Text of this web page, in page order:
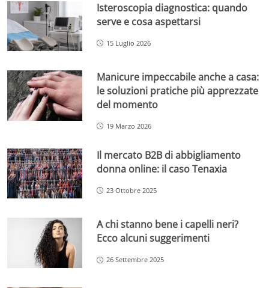
Isteroscopia diagnostica: quando
serve e cosa aspettarsi
15 Luglio 2026
Manicure impeccabile anche a casa:
le soluzioni pratiche più apprezzate
del momento
19 Marzo 2026
Il mercato B2B di abbigliamento
donna online: il caso Tenaxia
23 Ottobre 2025
A chi stanno bene i capelli neri?
Ecco alcuni suggerimenti
26 Settembre 2025